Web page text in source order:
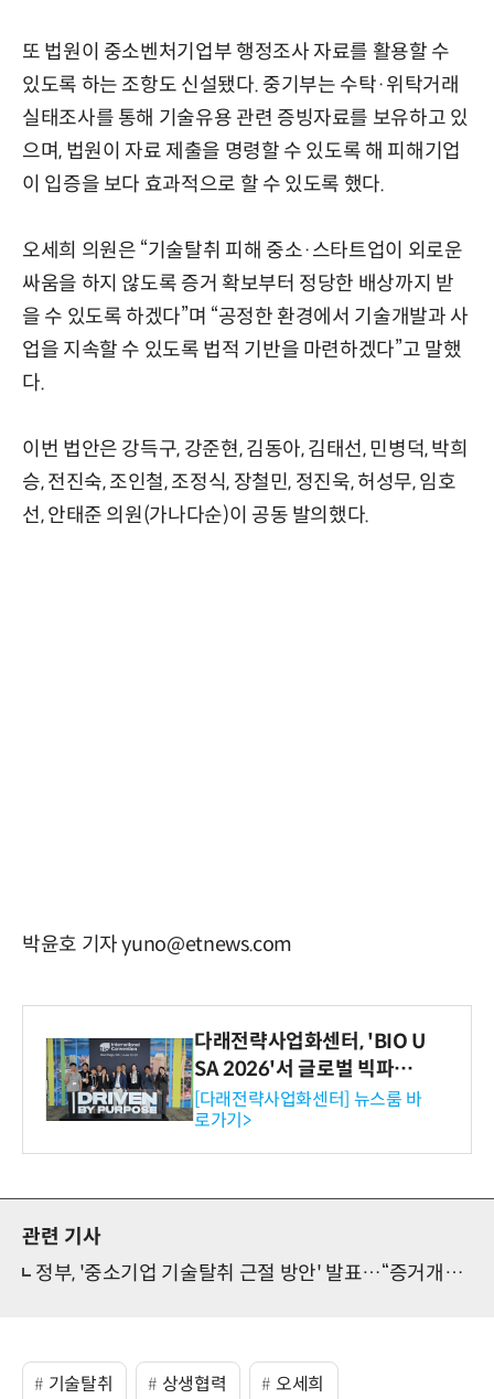
또 법원이 중소벤처기업부 행정조사 자료를 활용할 수
있도록 하는 조항도 신설됐다. 중기부는 수탁·위탁거래
실태조사를 통해 기술유용 관련 증빙자료를 보유하고 있
으며, 법원이 자료 제출을 명령할 수 있도록 해 피해기업
이 입증을 보다 효과적으로 할 수 있도록 했다.
오세희 의원은 “기술탈취 피해 중소·스타트업이 외로운
싸움을 하지 않도록 증거 확보부터 정당한 배상까지 받
을 수 있도록 하겠다”며 “공정한 환경에서 기술개발과 사
업을 지속할 수 있도록 법적 기반을 마련하겠다”고 말했
다.
이번 법안은 강득구, 강준현, 김동아, 김태선, 민병덕, 박희
승, 전진숙, 조인철, 조정식, 장철민, 정진욱, 허성무, 임호
선, 안태준 의원(가나다순)이 공동 발의했다.
박윤호 기자 yuno@etnews.com
다래전략사업화센터, 'BIO U
SA 2026'서 글로벌 빅파마
와의 비즈니스 미팅 지원…K
-바이오 해외 진출 교두보 확
보
[다래전략사업화센터] 뉴스룸 바
로가기>
관련 기사
정부, '중소기업 기술탈취 근절 방안' 발표…“증거개시제·손해배상 현실화”
기술탈취 상생협력 오세희